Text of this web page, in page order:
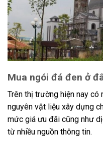
Mua ngói đá đen ở
Trên thị trường hiện nay có
nguyên vật liệu xây dựng
mức giá ưu đãi cũng như
từ nhiều nguồn thông tin.